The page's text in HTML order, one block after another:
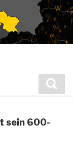
sein 600-